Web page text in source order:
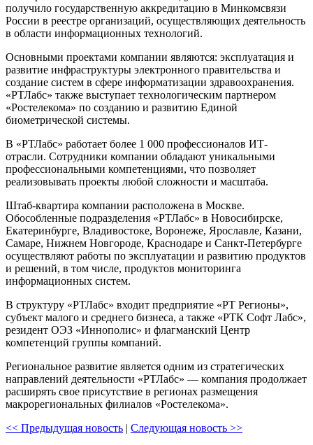
получило государственную аккредитацию в Минкомсвязи
России в реестре организаций, осуществляющих деятельность
в области информационных технологий.
Основными проектами компании являются: эксплуатация и
развитие инфраструктуры электронного правительства и
создание систем в сфере информатизации здравоохранения.
«РТЛабс» также выступает технологическим партнером
«Ростелекома» по созданию и развитию Единой
биометрической системы.
В «РТЛабс» работает более 1 000 профессионалов ИТ-
отрасли. Сотрудники компании обладают уникальными
профессиональными компетенциями, что позволяет
реализовывать проекты любой сложности и масштаба.
Штаб-квартира компании расположена в Москве.
Обособленные подразделения «РТЛабс» в Новосибирске,
Екатеринбурге, Владивостоке, Воронеже, Ярославле, Казани,
Самаре, Нижнем Новгороде, Краснодаре и Санкт-Петербурге
осуществляют работы по эксплуатации и развитию продуктов
и решений, в том числе, продуктов мониторинга
информационных систем.
В структуру «РТЛабс» входит предприятие «РТ Регионы»,
субъект малого и среднего бизнеса, а также «РТК Софт Лабс»,
резидент ОЭЗ «Иннополис» и флагманский Центр
компетенций группы компаний.
Региональное развитие является одним из стратегических
направлений деятельности «РТЛабс» — компания продолжает
расширять свое присутствие в регионах размещения
макрорегиональных филиалов «Ростелекома».
<< Предыдущая новость | Следующая новость >>